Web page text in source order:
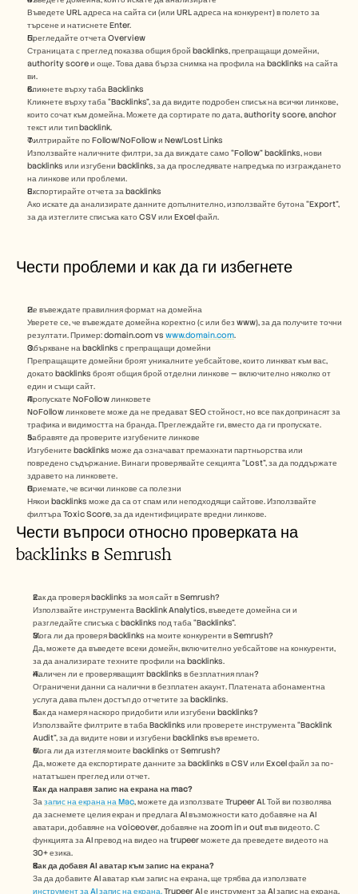
Въведете URL адреса на сайта си (или URL адреса на конкурент) в полето за
търсене и натиснете Enter.
Прегледайте отчета Overview
Страницата с преглед показва общия брой backlinks, препращащи домейни,
authority score и още. Това дава бърза снимка на профила на backlinks на сайта
ви.
Кликнете върху таба Backlinks
Кликнете върху таба “Backlinks”, за да видите подробен списък на всички линкове,
които сочат към домейна. Можете да сортирате по дата, authority score, anchor
текст или тип backlink.
Филтрирайте по Follow/NoFollow и New/Lost Links
Използвайте наличните филтри, за да виждате само “Follow” backlinks, нови
backlinks или изгубени backlinks, за да проследявате напредъка по изграждането
на линкове или проблеми.
Експортирайте отчета за backlinks
Ако искате да анализирате данните допълнително, използвайте бутона “Export”,
за да изтеглите списъка като CSV или Excel файл.
Чести проблеми и как да ги избегнете
Не въвеждате правилния формат на домейна
Уверете се, че въвеждате домейна коректно (с или без www), за да получите точни
резултати. Пример: domain.com vs www.domain.com.
Объркване на backlinks с препращащи домейни
Препращащите домейни броят уникалните уебсайтове, които линкват към вас,
докато backlinks броят общия брой отделни линкове — включително няколко от
един и същи сайт.
Пропускате NoFollow линковете
NoFollow линковете може да не предават SEO стойност, но все пак допринасят за
трафика и видимостта на бранда. Преглеждайте ги, вместо да ги пропускате.
Забравяте да проверите изгубените линкове
Изгубените backlinks може да означават премахнати партньорства или
повредено съдържание. Винаги проверявайте секцията “Lost”, за да поддържате
здравето на линковете.
Приемате, че всички линкове са полезни
Някои backlinks може да са от спам или неподходящи сайтове. Използвайте
филтъра Toxic Score, за да идентифицирате вредни линкове.
Чести въпроси относно проверката на
backlinks в Semrush
Как да проверя backlinks за моя сайт в Semrush?
Използвайте инструмента Backlink Analytics, въведете домейна си и
разгледайте списъка с backlinks под таба “Backlinks”.
Мога ли да проверя backlinks на моите конкуренти в Semrush?
Да, можете да въведете всеки домейн, включително уебсайтове на конкуренти,
за да анализирате техните профили на backlinks.
Наличен ли е проверяващият backlinks в безплатния план?
Ограничени данни са налични в безплатен акаунт. Платената абонаментна
услуга дава пълен достъп до отчетите за backlinks.
Как да намеря наскоро придобити или изгубени backlinks?
Използвайте филтрите в таба Backlinks или проверете инструмента “Backlink
Audit”, за да видите нови и изгубени backlinks във времето.
Мога ли да изтегля моите backlinks от Semrush?
Да, можете да експортирате данните за backlinks в CSV или Excel файл за по-
нататъшен преглед или отчет.
Как да направя запис на екрана на mac?
За запис на екрана на Mac, можете да използвате Trupeer AI. Той ви позволява
да заснемете целия екран и предлага AI възможности като добавяне на AI
аватари, добавяне на voiceover, добавяне на zoom in и out във видеото. С
функцията за AI превод на видео на trupeer можете да преведете видеото на
30+ езика.
Как да добавя AI аватар към запис на екрана?
инструмент за AI запис на екрана. Trupeer AI е инструмент за AI запис на екрана,